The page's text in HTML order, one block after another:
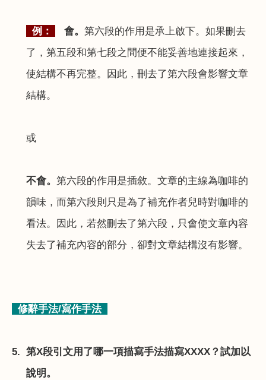
例： 會。 第六段的作用是承上啟下。如果刪去
了，第五段和第七段之間便不能妥善地連接起來，
使結構不再完整。因此，刪去了第六段會影響文章
結構。
或
不會。 第六段的作用是插敘。文章的主線為咖啡的
韻味，而第六段則只是為了補充作者兒時對咖啡的
看法。因此，若然刪去了第六段，只會使文章內容
失去了補充內容的部分，卻對文章結構沒有影響。
修辭手法/寫作手法
5. 第X段引文用了哪一項描寫手法描寫XXXX ？試加以
說明。